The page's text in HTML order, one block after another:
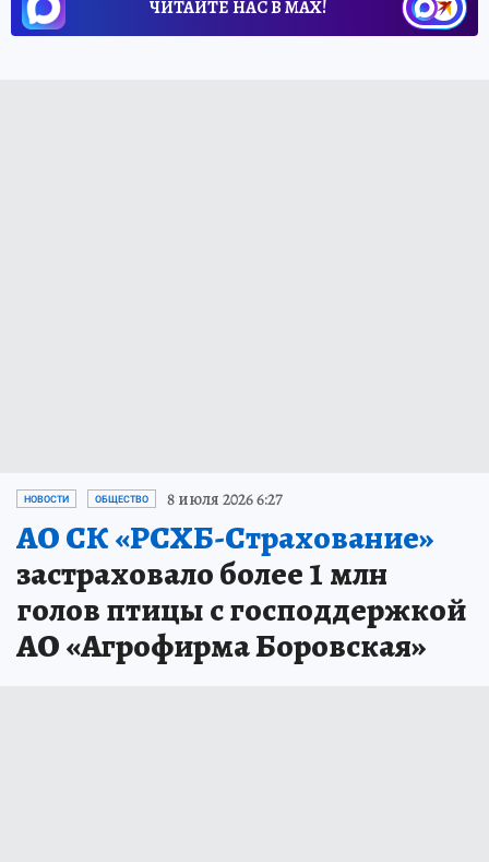
ЧИТАЙТЕ НАС В МАХ!
НОВОСТИ ОБЩЕСТВО 8 июля 2026 6:27
АО СК «РСХБ-Страхование»
застраховало более 1 млн
голов птицы с господдержкой
АО «Агрофирма Боровская»